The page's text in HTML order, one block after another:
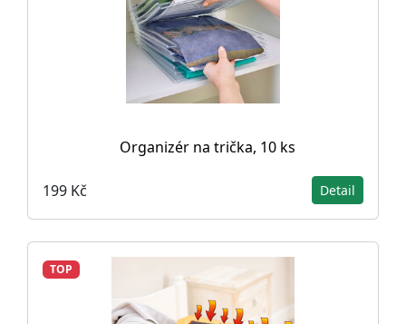
Organizér na trička, 10 ks
199 Kč Detail
TOP